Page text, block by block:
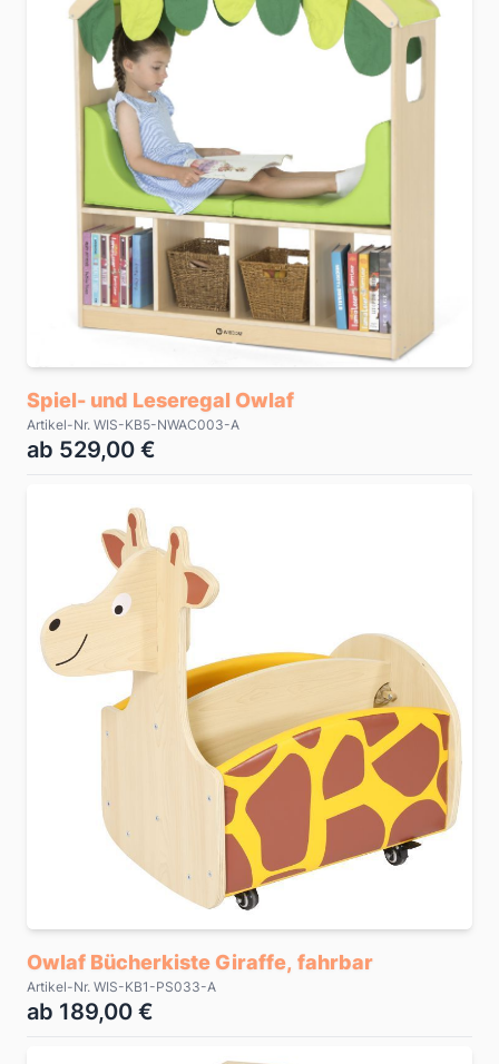
Spiel- und Leseregal Owlaf
Artikel-Nr. WIS-KB5-NWAC003-A
ab 529,00 €
Owlaf Bücherkiste Giraffe, fahrbar
Artikel-Nr. WIS-KB1-PS033-A
ab 189,00 €